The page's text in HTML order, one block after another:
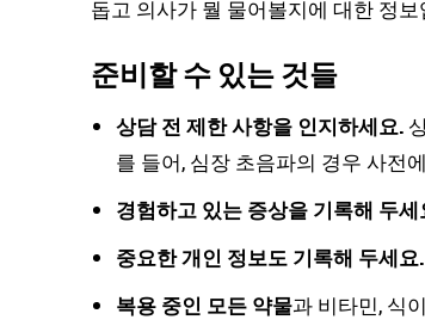
돕고 의사가 뭘 물어볼지에 대한 정보
준비할 수 있는 것들
상담 전 제한 사항을 인지하세요.
를 들어, 심장 초음파의 경우 사전
경험하고 있는 증상을 기록해 두세
중요한 개인 정보도 기록해 두세요.
복용 중인 모든 약물과 비타민, 식